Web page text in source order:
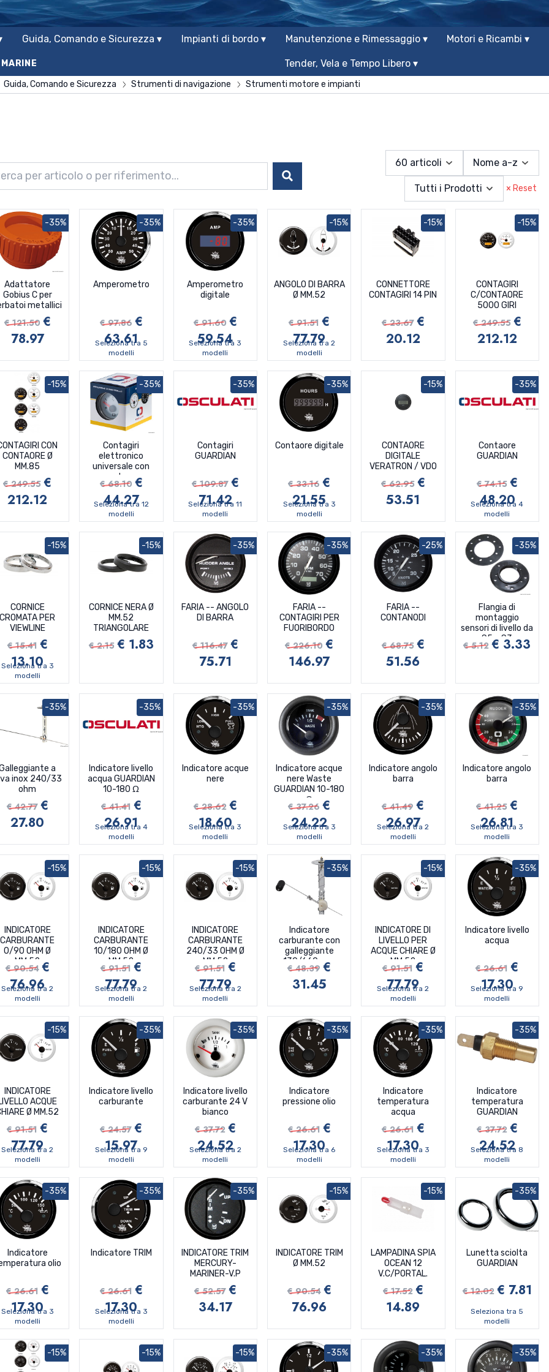
Guida, Comando e Sicurezza ▾ Impianti di bordo ▾ Manutenzione e Rimessaggio ▾ Motori e Ricambi ▾
Tender, Vela e Tempo Libero ▾
Guida, Comando e Sicurezza Strumenti di navigazione Strumenti motore e impianti
Cerca
60 articoli Nome a-z
Tutti i Prodotti × Reset
Adattatore
Gobius C per
metallici
€ 121.50 €
78.97
-35%
Amperometro
€ 97.86 €
63.61
-35%
Seleziona tra 5
modelli
Amperometro
digitale
€ 91.60 €
59.54
-35%
Seleziona tra 3
modelli
ANGOLO DI BARRA
Ø MM.52
€ 91.51 €
77.79
-15%
Seleziona tra 2
modelli
CONNETTORE
CONTAGIRI 14 PIN
€ 23.67 €
20.12
-15%
CONTAGIRI
C/CONTAORE
5000 GIRI
€ 249.55 €
212.12
-15%
CON
CONTAORE Ø
MM.85
€ 249.55 €
212.12
-15%
Contagiri
elettronico
universale con
contaore
€ 68.10 €
44.27
-35%
Seleziona tra 12
modelli
Contagiri
GUARDIAN
€ 109.87 €
71.42
-35%
Seleziona tra 11
modelli
Contaore digitale
€ 33.16 €
21.55
-35%
Seleziona tra 3
modelli
CONTAORE
DIGITALE
VERATRON / VDO
€ 62.95 €
53.51
-15%
Contaore
GUARDIAN
€ 74.15 €
48.20
-35%
Seleziona tra 4
modelli
CORNICE
CROMATA PER
VIEWLINE
€ 15.41 €
13.10
-15%
Seleziona tra 3
modelli
CORNICE NERA Ø
MM.52
TRIANGOLARE
€ 2.15 € 1.83
-15%
FARIA -- ANGOLO
DI BARRA
€ 116.47 €
75.71
-35%
FARIA --
CONTAGIRI PER
FUORIBORDO
€ 226.10 €
146.97
-35%
FARIA --
CONTANODI
€ 68.75 €
51.56
-25%
Flangia di
montaggio
sensori di livello da
S5 a S3
€ 5.12 € 3.33
-35%
a
inox 240/33
ohm
€ 42.77 €
27.80
-35%
Indicatore livello
acqua GUARDIAN
10-180 Ω
€ 41.41 €
26.91
-35%
Seleziona tra 4
modelli
Indicatore acque
nere
€ 28.62 €
18.60
-35%
Seleziona tra 3
modelli
Indicatore acque
nere Waste
GUARDIAN 10-180
Ω
€ 37.26 €
24.22
-35%
Seleziona tra 3
modelli
Indicatore angolo
barra
€ 41.49 €
26.97
-35%
Seleziona tra 2
modelli
Indicatore angolo
barra
€ 41.25 €
26.81
-35%
Seleziona tra 3
modelli
INDICATORE
CARBURANTE
0/90 OHM Ø
MM.52
€ 90.54 €
76.96
-15%
Seleziona tra 2
modelli
INDICATORE
CARBURANTE
10/180 OHM Ø
MM.52
€ 91.51 €
77.79
-15%
Seleziona tra 2
modelli
INDICATORE
CARBURANTE
240/33 OHM Ø
MM.52
€ 91.51 €
77.79
-15%
Seleziona tra 2
modelli
Indicatore
carburante con
galleggiante
130/660 mm
€ 48.39 €
31.45
-35%
INDICATORE DI
LIVELLO PER
ACQUE CHIARE Ø
MM.52
€ 91.51 €
77.79
-15%
Seleziona tra 2
modelli
Indicatore livello
acqua
€ 26.61 €
17.30
-35%
Seleziona tra 9
modelli
INDICATORE
ACQUE
Ø MM.52
€ 91.51 €
77.79
-15%
Seleziona tra 2
modelli
Indicatore livello
carburante
€ 24.57 €
15.97
-35%
Seleziona tra 9
modelli
Indicatore livello
carburante 24 V
bianco
€ 37.72 €
24.52
-35%
Seleziona tra 2
modelli
Indicatore
pressione olio
€ 26.61 €
17.30
-35%
Seleziona tra 6
modelli
Indicatore
temperatura
acqua
€ 26.61 €
17.30
-35%
Seleziona tra 3
modelli
Indicatore
temperatura
GUARDIAN
€ 37.72 €
24.52
-35%
Seleziona tra 8
modelli
Indicatore
olio
€ 26.61 €
17.30
-35%
Seleziona tra 3
modelli
Indicatore TRIM
€ 26.61 €
17.30
-35%
Seleziona tra 3
modelli
INDICATORE TRIM
MERCURY-
MARINER-V.P
€ 52.57 €
34.17
-35%
INDICATORE TRIM
Ø MM.52
€ 90.54 €
76.96
-15%
LAMPADINA SPIA
OCEAN 12
V.C/PORTAL.
€ 17.52 €
14.89
-15%
Lunetta sciolta
GUARDIAN
€ 12.02 € 7.81
-35%
Seleziona tra 5
modelli
-15% -15% -15% -35% -35% -35%